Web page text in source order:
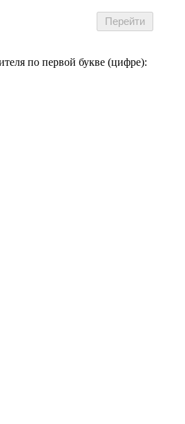
по первой букве (цифре):